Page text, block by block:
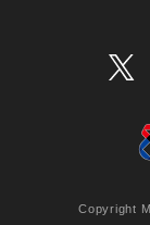
Copyright